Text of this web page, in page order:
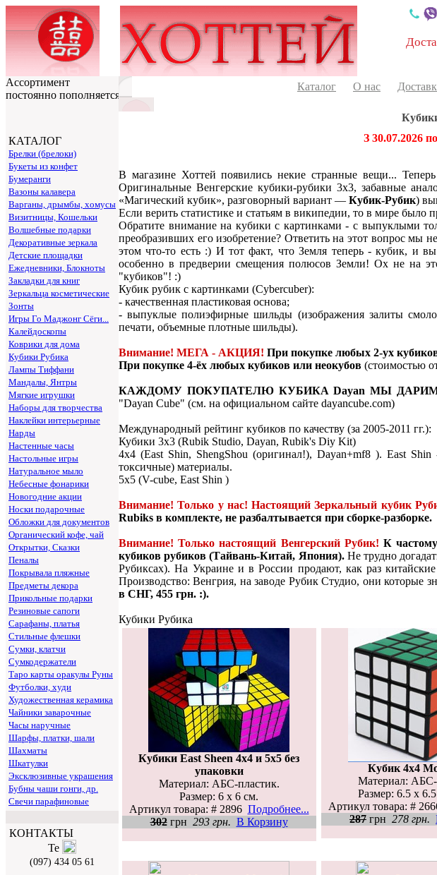
Ассортимент
постоянно пополняется
КАТАЛОГ
Брелки (брелоки)
Букеты из конфет
Бумеранги
Вазоны калавера
Варганы, дрымбы, хомусы
Визитницы, Кошельки
Волшебные подарки
Декоративные зеркала
Детские площадки
Ежедневники, Блокноты
Закладки для книг
Зеркальца косметические
Зонты
Игры Го Маджонг Сёги...
Калейдоскопы
Коврики для дома
Кубики Рубика
Лампы Тиффани
Мандалы, Янтры
Мягкие игрушки
Наборы для творчества
Наклейки интерьерные
Нарды
Настенные часы
Настольные игры
Натуральное мыло
Небесные фонарики
Новогодние акции
Носки подарочные
Обложки для документов
Органический кофе, чай
Открытки, Сказки
Пеналы
Покрывала пляжные
Предметы декора
Прикольные подарки
Резиновые сапоги
Сарафаны, платья
Стильные флешки
Сумки, клатчи
Сумкодержатели
Таро карты оракулы Руны
Футболки, худи
Художественная керамика
Чайники заварочные
Часы наручные
Шарфы, платки, шали
Шахматы
Шкатулки
Эксклюзивные украшения
Бубны чаши гонги, др.
Свечи парафиновые
КОНТАКТЫ
(097) 434 05 61
Каталог О нас
З 30.07.2026
В магазине Хоттей появились некие странные вещи...
Оригинальные Венгерские кубики-рубики 3х3, забавные
«Магический кубик», разговорный вариант — Кубик-Рубик)
Если верить статистике и статьям в википедии, то в мире было
Обратите внимание на кубики с картинками - с выпуклыми
преобразивших его изобретение? Ответить на этот вопрос мы
этом что-то есть :) И тот факт, что Земля теперь - кубик, и
особенно в предверии смещения полюсов Земли! Ох не на
"кубиков"! :)
Кубик рубик с картинками (Cybercuber):
- качественная пластиковая основа;
- выпуклые полиэфирные шильды (изображения залиты
печати, объемные плотные шильды).
Внимание! МЕГА - АКЦИЯ! При покупке любых 2-ух
При покупке 4-ёх любых кубиков или неокубов (стоимостью
КАЖДОМУ ПОКУПАТЕЛЮ КУБИКА Dayan МЫ
"Dayan Cube" (см. на официальном сайте dayancube.com)
Международный рейтинг кубиков по качеству (за 2005-2011 гг.):
Кубики 3х3 (Rubik Studio, Dayan, Rubik's Diy Kit)
4x4 (East Shin, ShengShou (оригинал!), Dayan+mf8 ). East
токсичные) материалы.
5x5 (V-cube, East Shin )
Внимание! Только у нас! Настоящий Зеркальный кубик
Rubiks в комплекте, не разбалтывается при сборке-разборке.
Внимание! Только настоящий Венгерский Рубик! К
кубиков рубиков (Тайвань-Китай, Япония). Не трудно
Рубиксах). На Украине и в России продают, как раз
Производство: Венгрия, на заводе Рубик Студио, они которые
в СНГ, 455 грн. :).
Кубики Рубика
Кубики East Sheen 4х4 и 5х5 без
упаковки
Материал: АБС-пластик.
Размер: 6 х 6 см.
Артикул товара: # 2896 Подробнее...
302грн 293 грн. В Корзину
Кубик 4х4
Материал: АБС-
Размер: 6.5 х
Артикул товара: #
287 грн 278 грн.